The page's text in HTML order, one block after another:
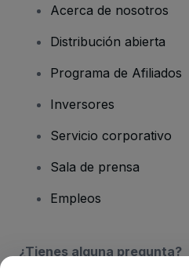
Acerca de nosotros
Distribución abierta
Programa de Afiliados
Inversores
Servicio corporativo
Sala de prensa
Empleos
¿Tienes alguna pregunta?